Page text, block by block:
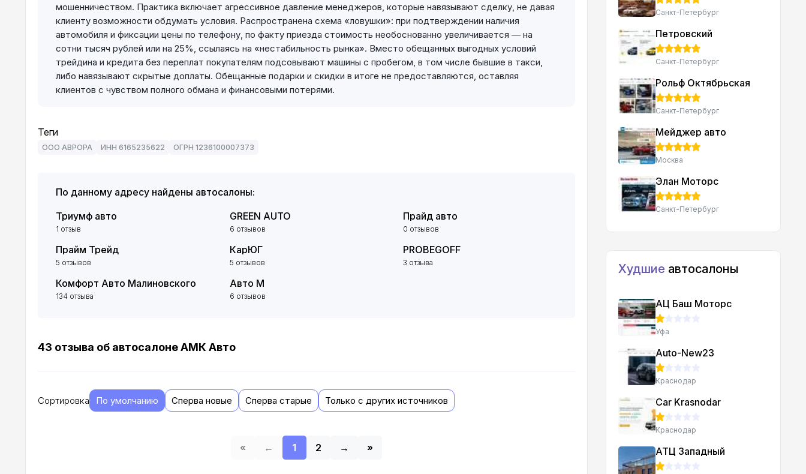
мошенничеством. Практика включает агрессивное давление менеджеров, которые навязывают сделку, не давая
клиенту возможности обдумать условия. Распространена схема «ловушки»: при подтверждении наличия
автомобиля и фиксации цены по телефону, по факту приезда стоимость необоснованно увеличивается — на
сотни тысяч рублей или на 25%, ссылаясь на «нестабильность рынка». Вместо обещанных выгодных условий
трейдина и кредита без переплат покупателям подсовывают машины с пробегом, в том числе бывшие в такси,
либо навязывают скрытые доплаты. Обещанные подарки и скидки в итоге не предоставляются, оставляя
клиентов с чувством полного обмана и финансовыми потерями.
Теги
ООО АВРОРА ИНН 6165235622 ОГРН 1236100007373
По данному адресу найдены автосалоны:
Триумф авто
1 отзыв
GREEN AUTO
6 отзывов
Прайд авто
0 отзывов
Прайм Трейд
5 отзывов
КарЮГ
5 отзывов
PROBEGOFF
3 отзыва
Комфорт Авто Малиновского
134 отзыва
Авто М
6 отзывов
43 отзыва об автосалоне АМК Авто
Сортировка По умолчанию Сперва новые Сперва старые Только с других источников
« ← 1 2 → »
Санкт-Петербург
Петровский
Санкт-Петербург
Рольф Октябрьская
Санкт-Петербург
Мейджер авто
Москва
Элан Моторс
Санкт-Петербург
Худшие автосалоны
АЦ Баш Моторс
Уфа
Auto-New23
Краснодар
Car Krasnodar
Краснодар
АТЦ Западный